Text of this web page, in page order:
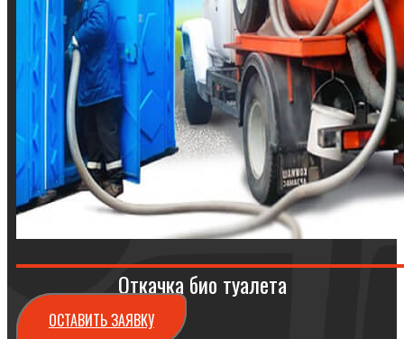
Откачка био туалета
ОСТАВИТЬ ЗАЯВКУ